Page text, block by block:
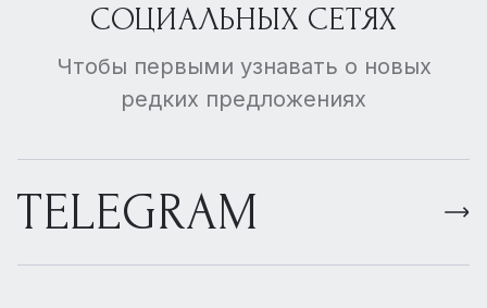
СОЦИАЛЬНЫХ СЕТЯХ
Чтобы первыми узнавать о новых
редких предложениях
TELEGRAM